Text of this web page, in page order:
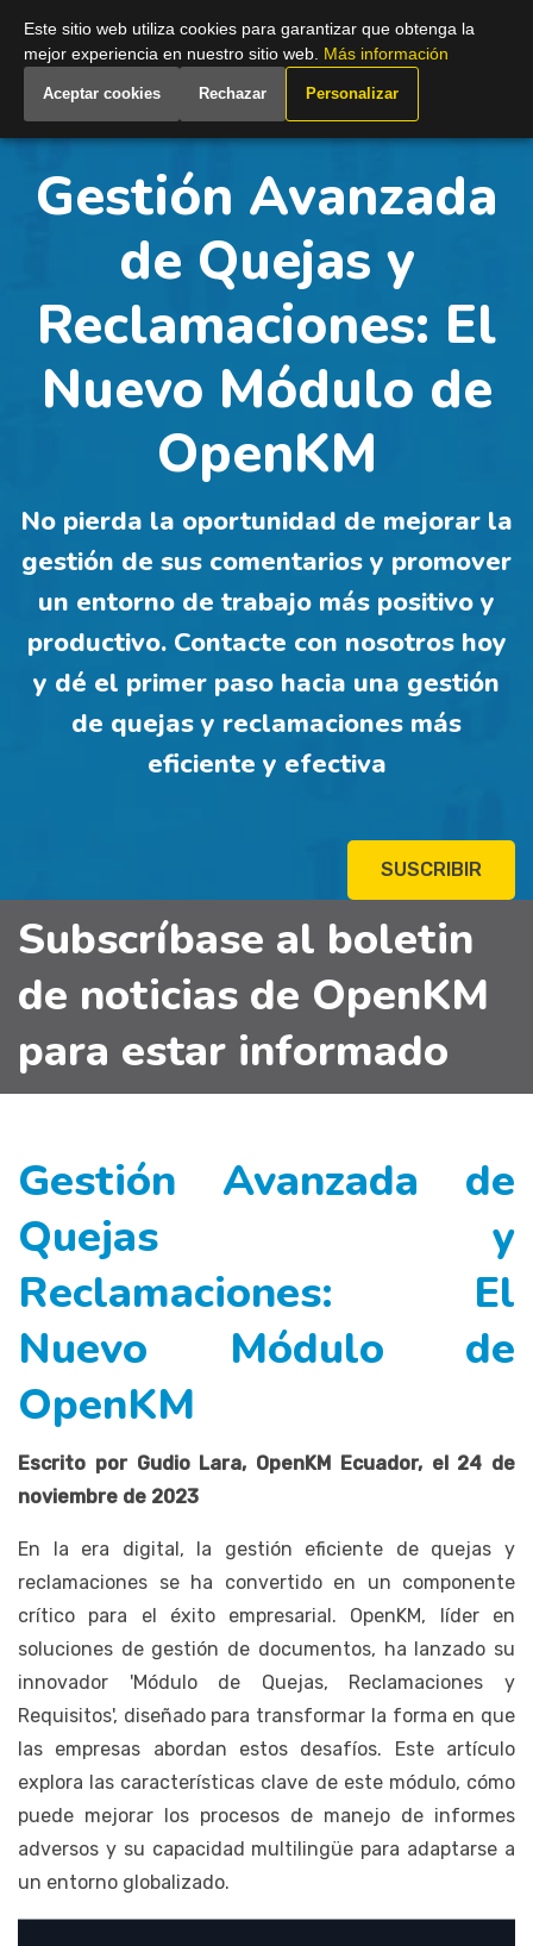
Spain
Gestión Avanzada
de Quejas y
Reclamaciones: El
Nuevo Módulo de
OpenKM
No pierda la oportunidad de mejorar la
gestión de sus comentarios y promover
un entorno de trabajo más positivo y
productivo. Contacte con nosotros hoy
y dé el primer paso hacia una gestión
de quejas y reclamaciones más
eficiente y efectiva
SUSCRIBIR
Subscríbase al boletin
de noticias de OpenKM
para estar informado
Gestión Avanzada de
Quejas y
Reclamaciones: El
Nuevo Módulo de
OpenKM
Escrito por Gudio Lara, OpenKM Ecuador, el 24 de
noviembre de 2023
En la era digital, la gestión eficiente de quejas y
reclamaciones se ha convertido en un componente
crítico para el éxito empresarial. OpenKM, líder en
soluciones de gestión de documentos, ha lanzado su
innovador 'Módulo de Quejas, Reclamaciones y
Requisitos', diseñado para transformar la forma en que
las empresas abordan estos desafíos. Este artículo
explora las características clave de este módulo, cómo
puede mejorar los procesos de manejo de informes
adversos y su capacidad multilingüe para adaptarse a
un entorno globalizado.
Este sitio web utiliza cookies para garantizar que obtenga la
mejor experiencia en nuestro sitio web. Más información
Aceptar cookies Rechazar Personalizar